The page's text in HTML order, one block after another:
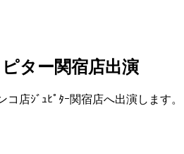
ター関宿店出演
店ｼﾞｭﾋﾟﾀｰ関宿店へ出演します。